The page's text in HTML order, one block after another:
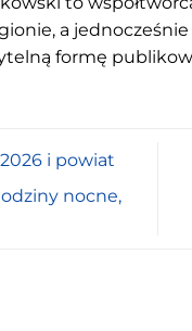
a
formę
i powiat
nocne,